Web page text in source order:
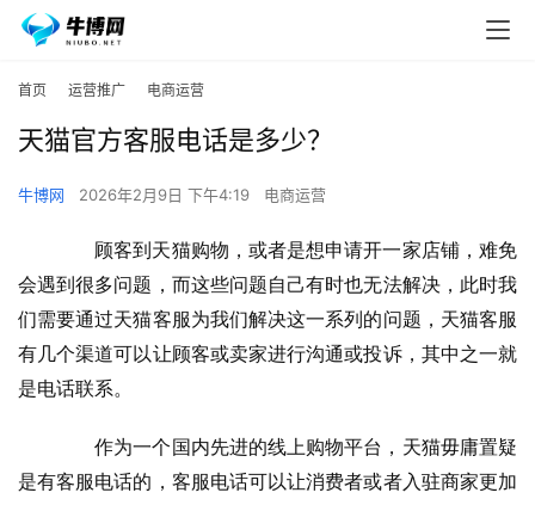
首页 运营推广 电商运营
天猫官方客服电话是多少？
牛博网 2026年2月9日 下午4:19 电商运营
顾客到天猫购物，或者是想申请开一家店铺，难免
会遇到很多问题，而这些问题自己有时也无法解决，此时我
们需要通过天猫客服为我们解决这一系列的问题，天猫客服
有几个渠道可以让顾客或卖家进行沟通或投诉，其中之一就
是电话联系。
作为一个国内先进的线上购物平台，天猫毋庸置疑
是有客服电话的，客服电话可以让消费者或者入驻商家更加